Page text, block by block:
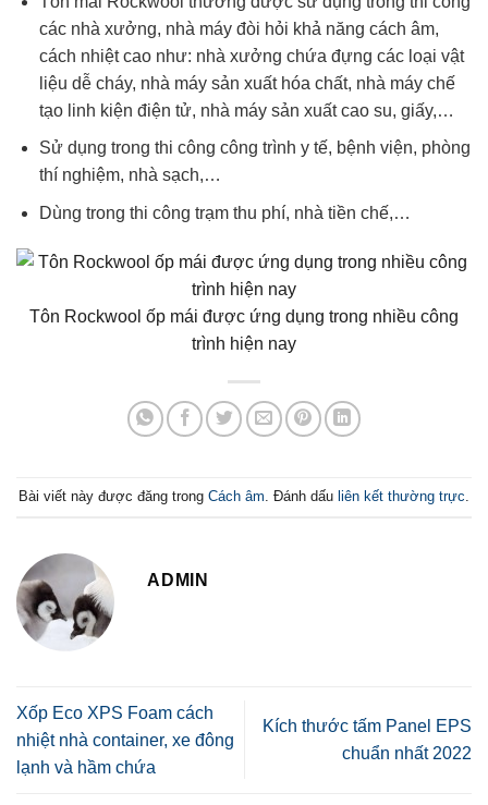
các nhà xưởng, nhà máy đòi hỏi khả năng cách âm,
cách nhiệt cao như: nhà xưởng chứa đựng các loại vật
liệu dễ cháy, nhà máy sản xuất hóa chất, nhà máy chế
tạo linh kiện điện tử, nhà máy sản xuất cao su, giấy,…
Sử dụng trong thi công công trình y tế, bệnh viện, phòng
thí nghiệm, nhà sạch,…
Dùng trong thi công trạm thu phí, nhà tiền chế,…
Tôn Rockwool ốp mái được ứng dụng trong nhiều công
trình hiện nay
Bài viết này được đăng trong Cách âm . Đánh dấu liên kết thường trực
ADMIN
Xốp Eco XPS Foam cách
nhiệt nhà container, xe đông
lạnh và hầm chứa
Kích thước tấm Panel EPS
chuẩn nhất 2022